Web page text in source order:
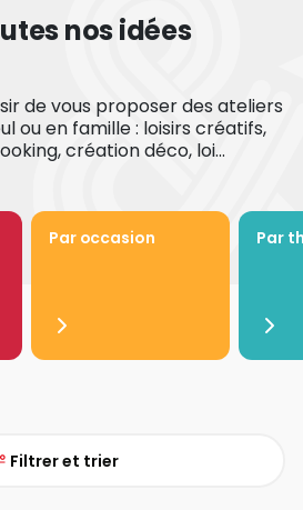
nos idées
de vous proposer des ateliers
ou en famille : loisirs créatifs,
création déco, loi...
Par occasion Par
Filtrer et trier